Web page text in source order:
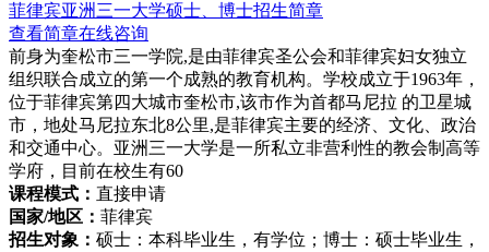
菲律宾亚洲三一大学硕士、博士招生简章
查看简章在线咨询
前身为奎松市三一学院,是由菲律宾圣公会和菲律宾妇女独立
组织联合成立的第一个成熟的教育机构。学校成立于1963年，
位于菲律宾第四大城市奎松市,该市作为首都马尼拉 的卫星城
市，地处马尼拉东北8公里,是菲律宾主要的经济、文化、政治
和交通中心。亚洲三一大学是一所私立非营利性的教会制高等
学府，目前在校生有60
课程模式： 直接申请
国家/地区： 菲律宾
招生对象： 硕士：本科毕业生，有学位；博士：硕士毕业生，